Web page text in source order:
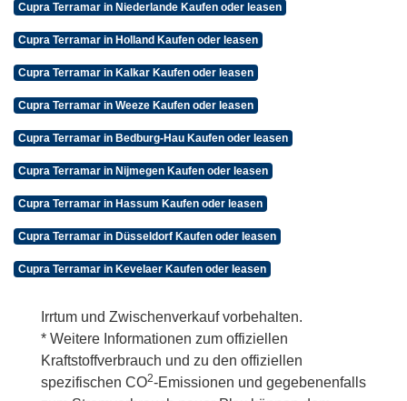
Cupra Terramar in Niederlande Kaufen oder leasen
Cupra Terramar in Holland Kaufen oder leasen
Cupra Terramar in Kalkar Kaufen oder leasen
Cupra Terramar in Weeze Kaufen oder leasen
Cupra Terramar in Bedburg-Hau Kaufen oder leasen
Cupra Terramar in Nijmegen Kaufen oder leasen
Cupra Terramar in Hassum Kaufen oder leasen
Cupra Terramar in Düsseldorf Kaufen oder leasen
Cupra Terramar in Kevelaer Kaufen oder leasen
Irrtum und Zwischenverkauf vorbehalten.
* Weitere Informationen zum offiziellen
Kraftstoffverbrauch und zu den offiziellen
spezifischen CO2-Emissionen und gegebenenfalls